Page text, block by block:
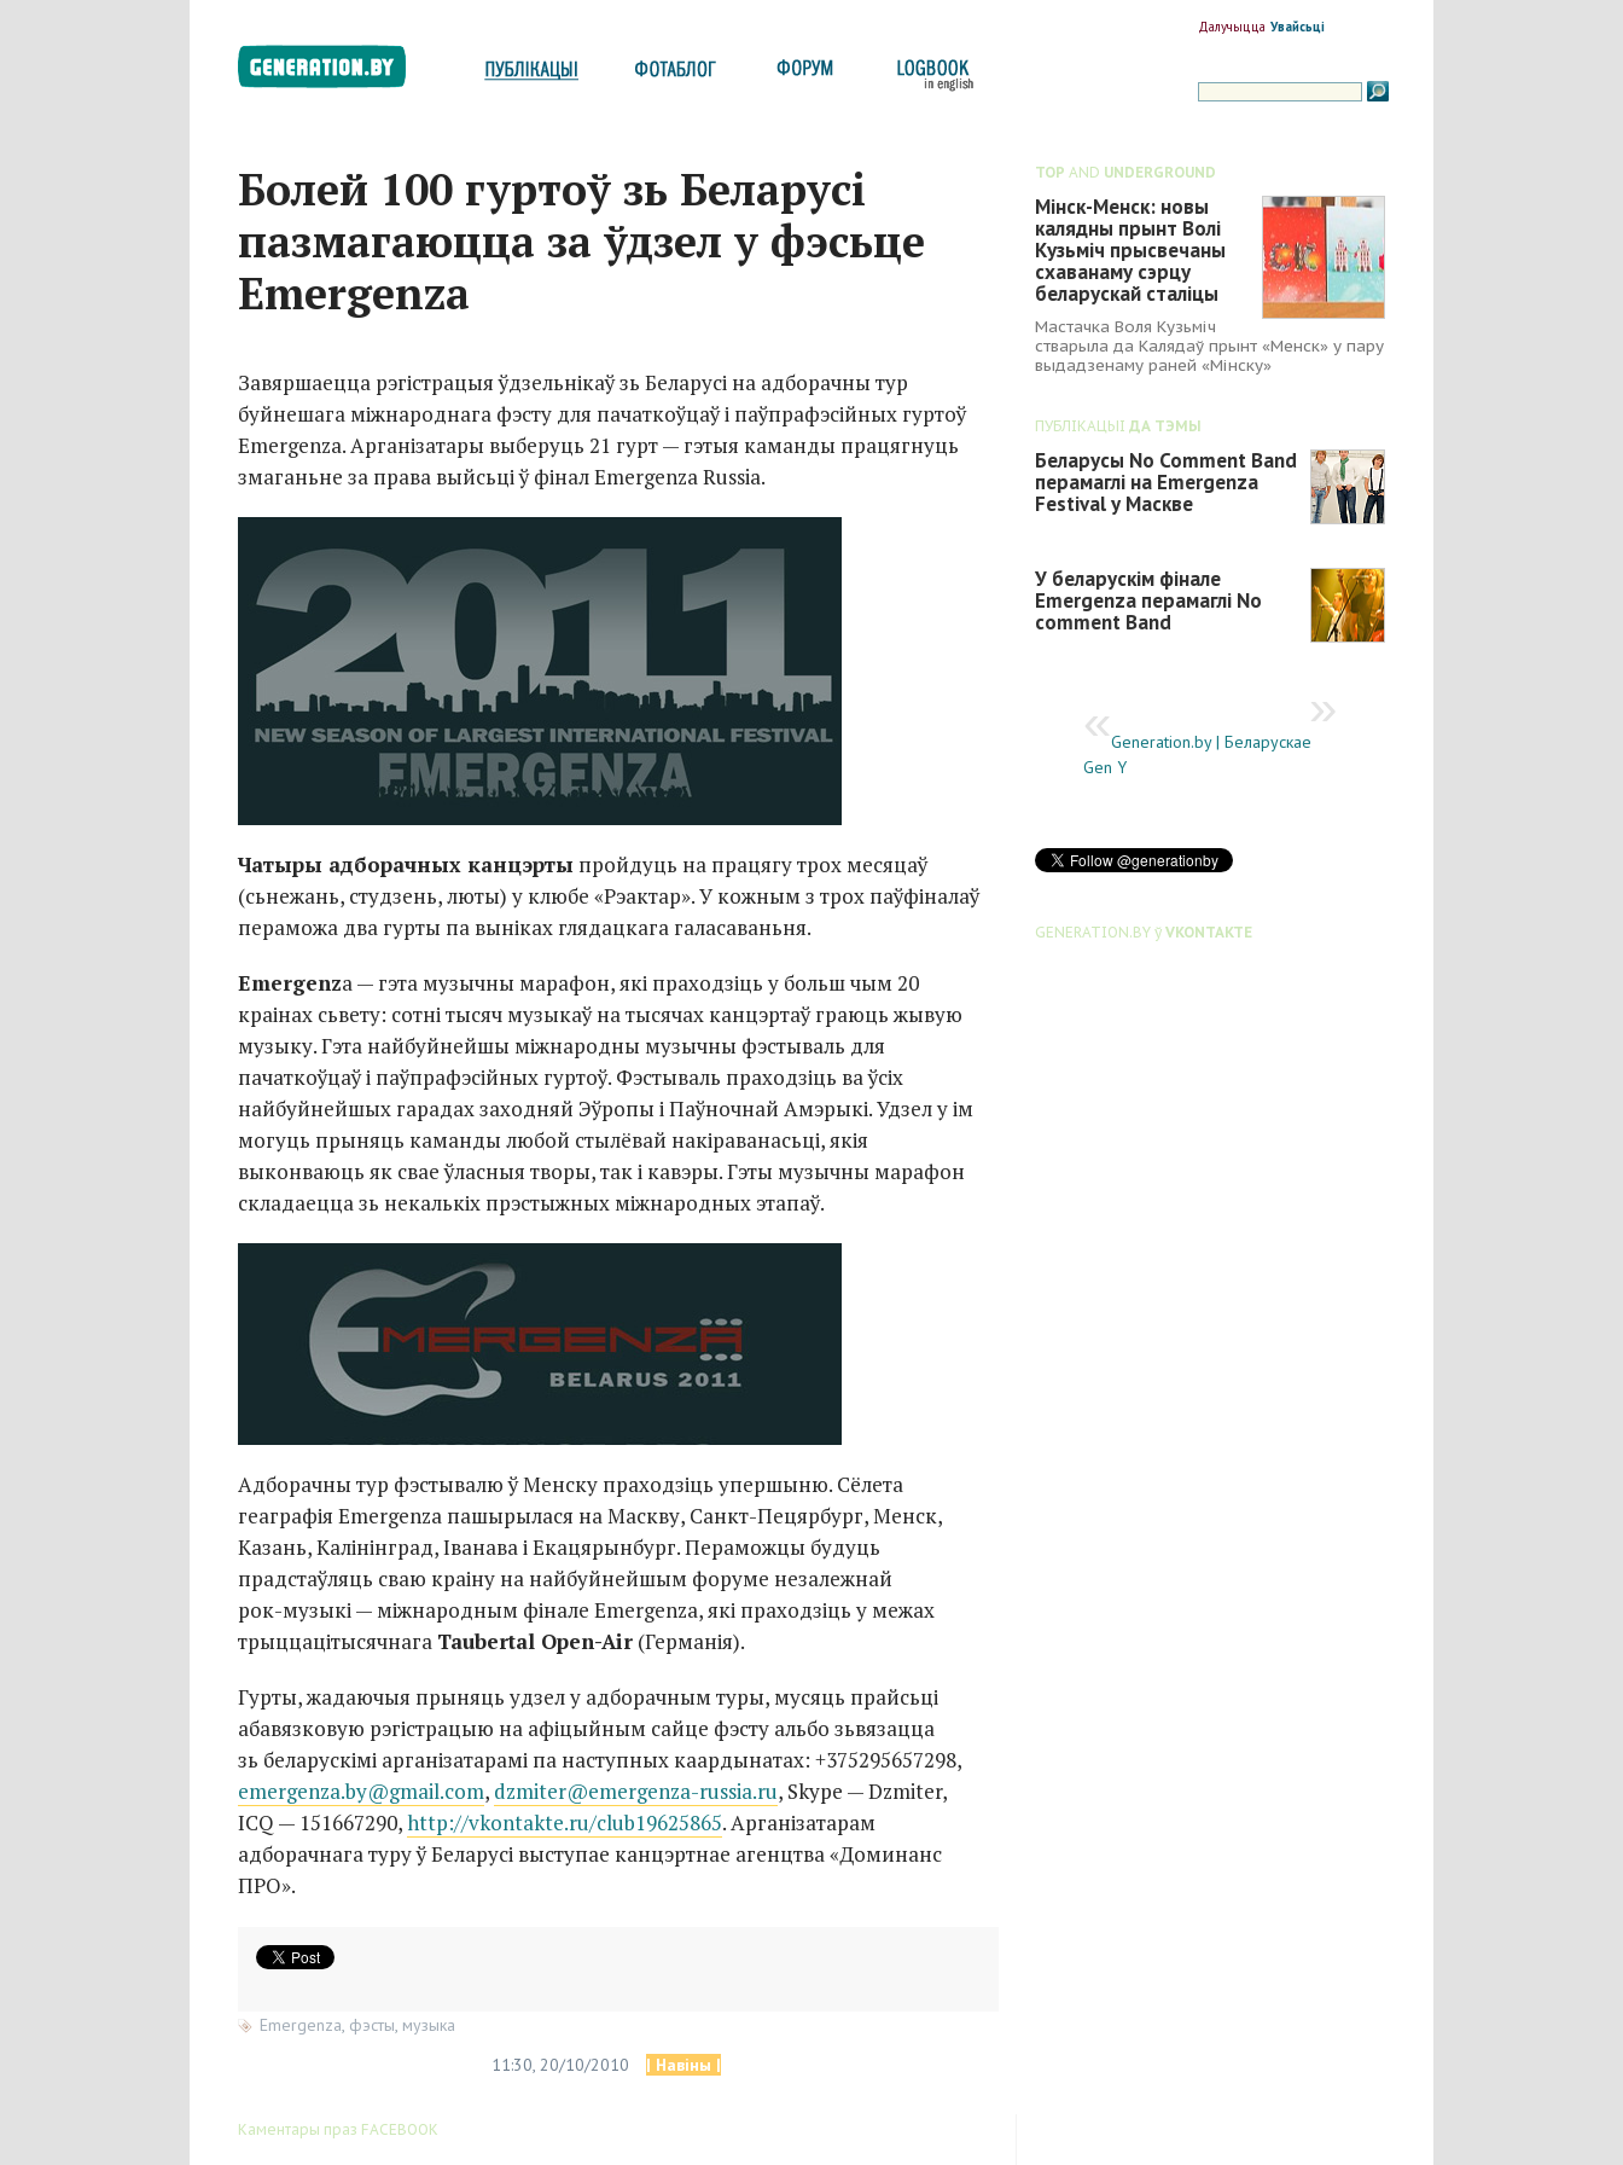
Далучыцца Увайсьці
Болей 100 гуртоў зь Беларусі
пазмагаюцца за ўдзел у фэсьце
Emergenza
Завяршаецца рэгістрацыя ўдзельнікаў зь Беларусі на адборачны тур
буйнешага міжнароднага фэсту для пачаткоўцаў і паўпрафэсійных гуртоў
Emergenza. Арганізатары выберуць 21 гурт — гэтыя каманды працягнуць
змаганьне за права выйсьці ў фінал Emergenza Russia.
Чатыры адборачных канцэрты пройдуць на працягу трох месяцаў
(сьнежань, студзень, люты) у клюбе «Рэактар». У кожным з трох паўфіналаў
пераможа два гурты па выніках глядацкага галасаваньня.
Emergenza — гэта музычны марафон, які праходзіць у больш чым 20
краінах сьвету: сотні тысяч музыкаў на тысячах канцэртаў граюць жывую
музыку. Гэта найбуйнейшы міжнародны музычны фэстываль для
пачаткоўцаў і паўпрафэсійных гуртоў. Фэстываль праходзіць ва ўсіх
найбуйнейшых гарадах заходняй Эўропы і Паўночнай Амэрыкі. Удзел у ім
могуць прыняць каманды любой стылёвай накіраванасьці, якія
выконваюць як свае ўласныя творы, так і кавэры. Гэты музычны марафон
складаецца зь некалькіх прэстыжных міжнародных этапаў.
Адборачны тур фэстывалю ў Менску праходзіць упершыню. Сёлета
геаграфія Emergenza пашырылася на Маскву, Санкт-Пецярбург, Менск,
Казань, Калінінград, Іванава і Екацярынбург. Пераможцы будуць
прадстаўляць сваю краіну на найбуйнейшым форуме незалежнай
рок-музыкі — міжнародным фінале Emergenza, які праходзіць у межах
трыццацітысячнага Taubertal Open-Air (Германія).
Гурты, жадаючыя прыняць удзел у адборачным туры, мусяць прайсьці
абавязковую рэгістрацыю на афіцыйным сайце фэсту альбо зьвязацца
зь беларускімі арганізатарамі па наступных каардынатах: +375295657298,
emergenza.by@gmail.com, dzmiter@emergenza-russia.ru, Skype — Dzmiter,
ICQ — 151667290,http://vkontakte.ru/club19625865. Арганізатарам
адборачнага туру ў Беларусі выступае канцэртнае агенцтва «Доминанс
ПРО».
Emergenza фэсты музыка
11:30, 20/10/2010
| Навіны |
Каментары праз FACEBOOK
TOP AND UNDERGROUND
Мінск-Менск: новы
калядны прынт Волі
Кузьміч прысвечаны
схаванаму сэрцу
беларускай сталіцы
Мастачка Воля Кузьміч
стварыла да Калядаў прынт «Менск» у пару
выдадзенаму раней «Мінску»
ПУБЛІКАЦЫІ ДА ТЭМЫ
Беларусы No Comment Band
перамаглі на Emergenza
Festival у Маскве
У беларускім фінале
Emergenza перамаглі No
comment Band
Generation.by | Беларускае
Gen Y
GENERATION.BY ў VKONTAKTE